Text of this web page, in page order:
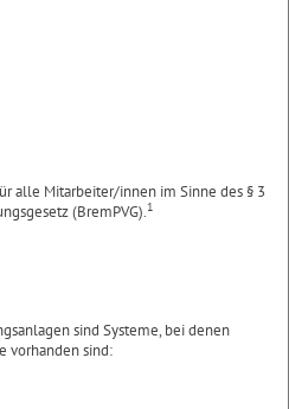
alle Mitarbeiter/innen im Sinne des § 3
(BremPVG).1
sind Systeme, bei denen
vorhanden sind: